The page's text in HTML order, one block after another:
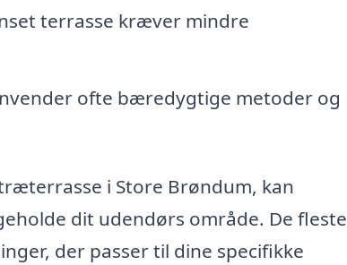
terrasse kræver mindre
ofte bæredygtige metoder og
i Store Brøndum, kan
dit udendørs område. De fleste
der passer til dine specifikke